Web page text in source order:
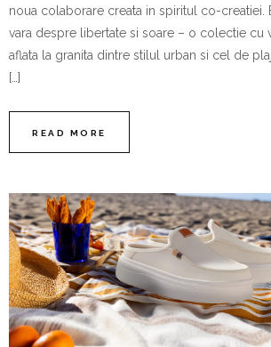
noua colaborare creata in spiritul co-creatiei.
vara despre libertate si soare – o colectie cu
aflata la granita dintre stilul urban si cel de
[…]
READ MORE